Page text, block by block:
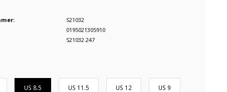
S21032
0195021305910
S21032 247
US 8.5 US 11.5 US 12 US 9